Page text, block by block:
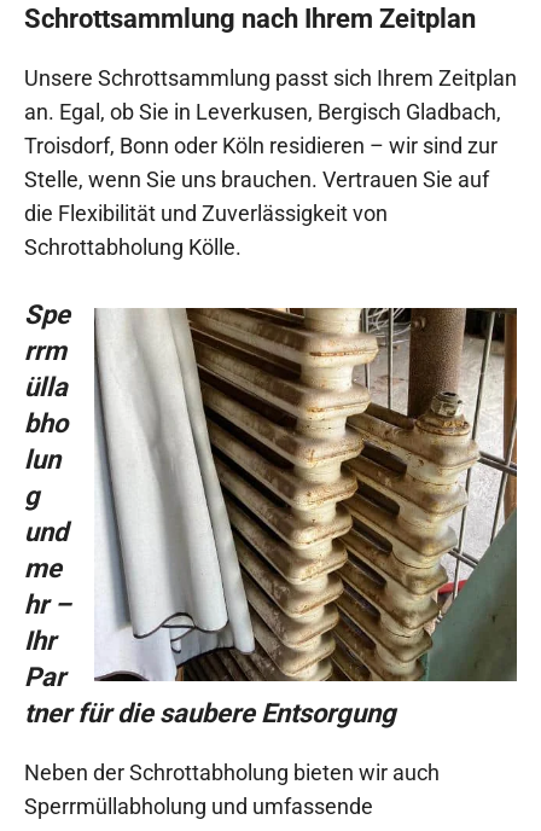
Schrottsammlung nach Ihrem Zeitplan
Unsere Schrottsammlung passt sich Ihrem Zeitplan
an. Egal, ob Sie in Leverkusen, Bergisch Gladbach,
Troisdorf, Bonn oder Köln residieren – wir sind zur
Stelle, wenn Sie uns brauchen. Vertrauen Sie auf
die Flexibilität und Zuverlässigkeit von
Schrottabholung Kölle.
Spe
rrm
ülla
bho
lun
g
und
me
hr –
Ihr
Par
tner für die saubere Entsorgung
Neben der Schrottabholung bieten wir auch
Sperrmüllabholung und umfassende